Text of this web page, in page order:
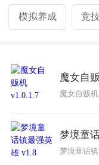
模拟养成 竞
魔女自
魔女自贩
梦境童
梦境童话